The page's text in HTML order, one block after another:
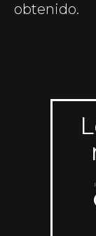
obtenido.